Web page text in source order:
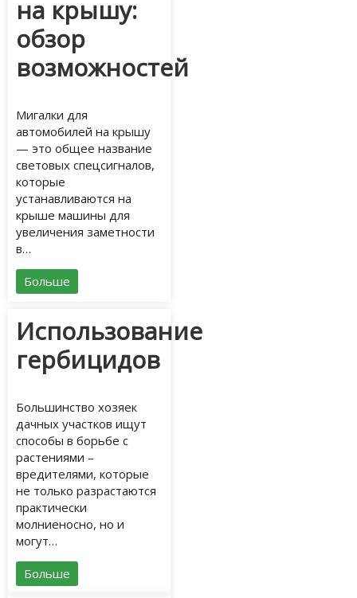
на крышу:
обзор
возможностей
Мигалки для
автомобилей на крышу
— это общее название
световых спецсигналов,
которые
устанавливаются на
крыше машины для
увеличения заметности
в…
Больше
Использование
гербицидов
Большинство хозяек
дачных участков ищут
способы в борьбе с
растениями –
вредителями, которые
не только разрастаются
практически
молниеносно, но и
могут…
Больше